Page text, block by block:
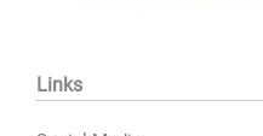
Links